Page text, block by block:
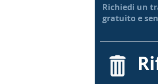
Richiedi un
gratuito e